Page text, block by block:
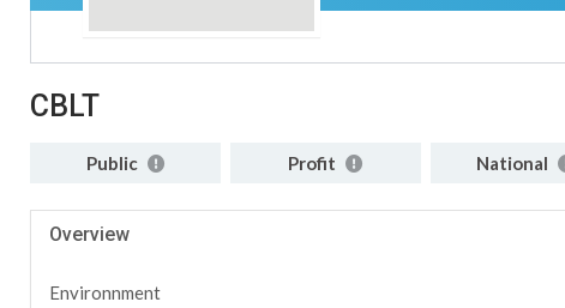
CBLT
Public Profit National
Overview
Environnment